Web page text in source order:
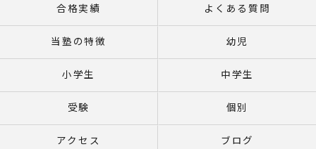
合格実績 よくある質問
当塾の特徴 幼児
小学生 中学生
受験 個別
アクセス ブログ